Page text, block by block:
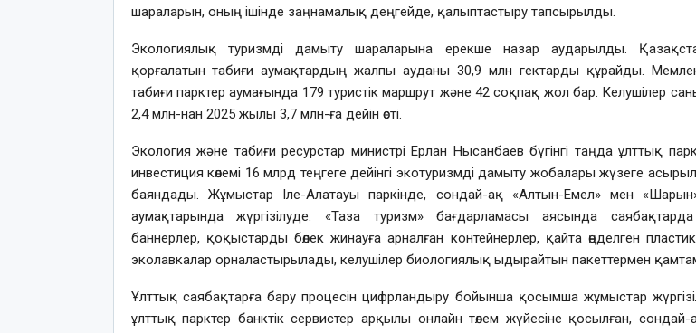
шараларын, оның ішінде заңнамалық деңгейде, қалыптастыру тапсырылды.
Экологиялық туризмді дамыту шараларына ерекше назар аударылды.
қорғалатын табиғи аумақтардың жалпы ауданы 30,9 млн гектарды құрайды.
табиғи парктер аумағында 179 туристік маршрут және 42 соқпақ жол бар. Келушілер
2,4 млн-нан 2025 жылы 3,7 млн-ға дейін өсті.
Экология және табиғи ресурстар министрі Ерлан Нысанбаев бүгінгі таңда ұлттық
инвестиция көлемі 16 млрд теңгеге дейінгі экотуризмді дамыту жобалары жүзеге
баяндады. Жұмыстар Іле-Алатауы паркінде, сондай-ақ «Алтын-Емел» мен «Шарын»
аумақтарында жүргізілуде. «Таза туризм» бағдарламасы аясында
баннерлер, қоқыстарды бөлек жинауға арналған контейнерлер, қайта өңделген
эколавкалар орналастырылады, келушілер биологиялық ыдырайтын пакеттермен
Ұлттық саябақтарға бару процесін цифрландыру бойынша қосымша жұмыстар
ұлттық парктер банктік сервистер арқылы онлайн төлем жүйесіне қосылған, сондай-